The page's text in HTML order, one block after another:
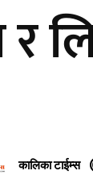
कालिका टाईम्स